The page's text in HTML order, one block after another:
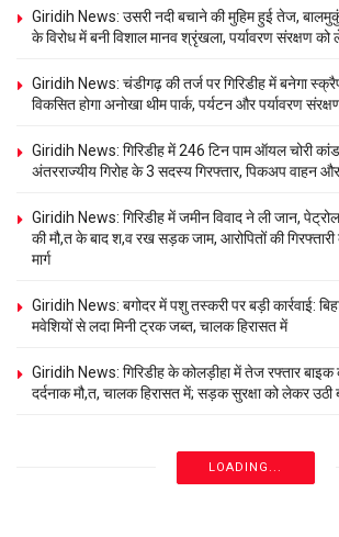
Giridih News: उसरी नदी बचाने की मुहिम हुई तेज,
के विरोध में बनी विशाल मानव श्रृंखला, पर्यावरण संरक्षण
Giridih News: चंडीगढ़ की तर्ज पर गिरिडीह में बनेगा
विकसित होगा अनोखा थीम पार्क, पर्यटन और पर्यावरण
Giridih News: गिरिडीह में 246 टिन पाम ऑयल चोरी
अंतरराज्यीय गिरोह के 3 सदस्य गिरफ्तार, पिकअप वाहन और
Giridih News: गिरिडीह में जमीन विवाद ने ली जान,
की मौ,त के बाद श,व रख सड़क जाम, आरोपितों की गिरफ्तारी
मार्ग
Giridih News: बगोदर में पशु तस्करी पर बड़ी कार्रवाई:
मवेशियों से लदा मिनी ट्रक जब्त, चालक हिरासत में
Giridih News: गिरिडीह के कोलड़ीहा में तेज रफ्तार बाइक
दर्दनाक मौ,त, चालक हिरासत में; सड़क सुरक्षा को लेकर उठी
LOADING...